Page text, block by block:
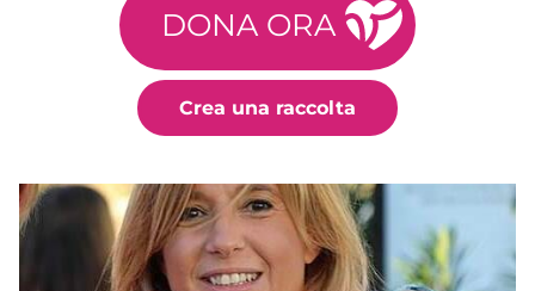
DONA ORA
Crea una raccolta